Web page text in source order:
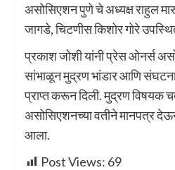
असोसिएशन पुणे चे अध्यक्ष राहुल
जागडे, चिटणीस किशोर गोरे
प्रकाश जोशी यांनी प्रेस ओनर्स
सांभाळून मुद्रण भांडार आणि संघटना
प्राप्त करून दिली. मुद्रण विषयक
असोसिएशनच्या वतीने मानपत्र
आला.
Post Views: 69